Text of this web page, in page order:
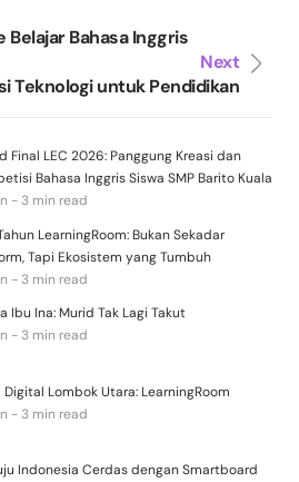
Belajar Bahasa Inggris
Next
Teknologi untuk Pendidikan
Final LEC 2026: Panggung Kreasi dan
Bahasa Inggris Siswa SMP Barito Kuala
- 3 min read
LearningRoom: Bukan Sekadar
Tapi Ekosistem yang Tumbuh
- 3 min read
Ibu Ina: Murid Tak Lagi Takut
- 3 min read
Digital Lombok Utara: LearningRoom
- 3 min read
Indonesia Cerdas dengan Smartboard